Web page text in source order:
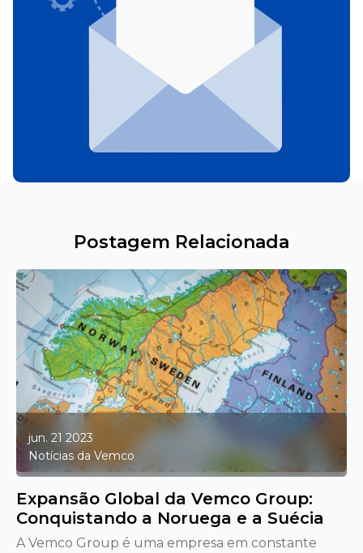
Postagem Relacionada
jun. 21 2023
Notícias da Vemco
Expansão Global da Vemco Group:
Conquistando a Noruega e a Suécia
A Vemco Group é uma empresa em constante